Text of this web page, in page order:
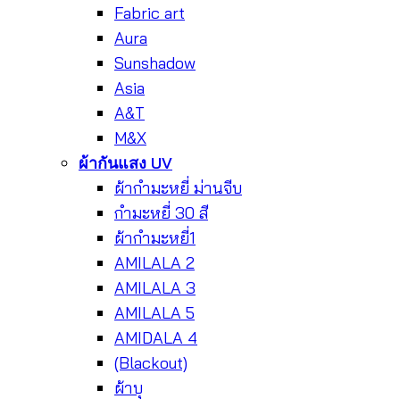
Fabric art
Aura
Sunshadow
Asia
A&T
M&X
ผ้ากันแสง UV
ผ้ากำมะหยี่ ม่านจีบ
กำมะหยี่ 30 สี
ผ้ากำมะหยี่1
AMILALA 2
AMILALA 3
AMILALA 5
AMIDALA 4
(Blackout)
ผ้าบุ